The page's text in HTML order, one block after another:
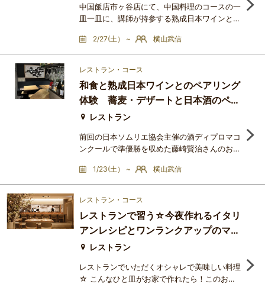
中国飯店市ヶ谷店にて、中国料理のコースの一
皿一皿に、講師が持参する熟成日本ワインとを
飯店系の店で開講した講座を新しい店で復活さ
せました。＜提供ワイン＞日本の泡、シャルド
ネ、ピノノワール、メルローを講師がセラーで
ッセージ＞講師がセラーで熟成させた日本ワイ
ンは、旨味があり、中華料理と非常に相性が良
いです。講師の説明に基
2/27(土） ~ 横山武信
レストラン・コース
和食と熟成日本ワインとのペアリング
体験 蕎麦・デザートと日本酒のペア
リングも
レストラン
前回の日本ソムリエ協会主催の酒ディプロマコ
ンクールで準優勝を収めた藤崎賢治さんのお店
各皿に対して、横山講師厳選の熟成日本ワイン
がメインのペアリングを体験する講座を開催し
ます。ワインの方は、横山講師がこれまでペア
塩味の料理には白、醤油・たれ系の料理には旨
味ある赤のペアリングを和食系の料理で実際に
検証してもらいたいと思
1/23(土） ~ 横山武信
レストラン・コース
レストランで習う☆今夜作れるイタリ
アンレシピとワンランクアップのマリ
アージュ！
レストラン
レストランでいただくオシャレで美味しい料理
☆ こんなひと皿がお家で作れたら！このお料